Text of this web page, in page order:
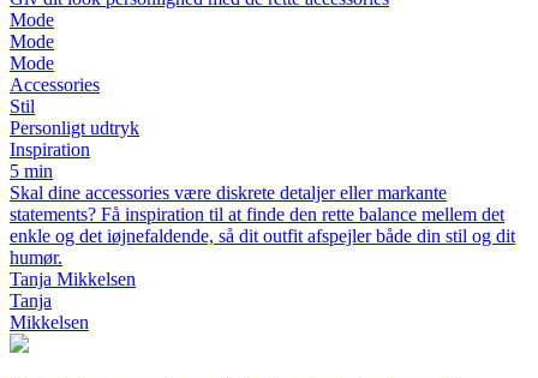
Mode
Mode
Mode
Accessories
Stil
Personligt udtryk
Inspiration
5 min
Skal dine accessories være diskrete detaljer eller markante
statements? Få inspiration til at finde den rette balance mellem det
enkle og det iøjnefaldende, så dit outfit afspejler både din stil og dit
humør.
Tanja Mikkelsen
Tanja
Mikkelsen